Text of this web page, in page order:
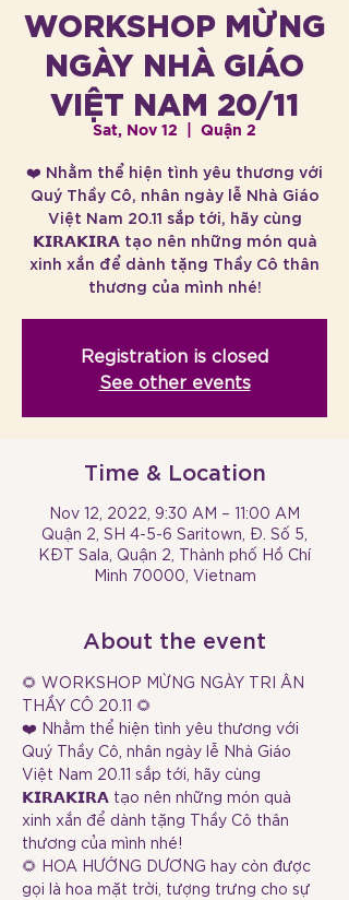
WORKSHOP MỪNG
NGÀY NHÀ GIÁO
VIỆT NAM 20/11
Sat, Nov 12 Quận 2
❤️ Nhằm thể hiện tình yêu thương với
Quý Thầy Cô, nhân ngày lễ Nhà Giáo
Việt Nam 20.11 sắp tới, hãy cùng
𝗞𝗜𝗥𝗔𝗞𝗜𝗥𝗔 tạo nên những món quà
xinh xắn để dành tặng Thầy Cô thân
Registration is closed
See other events
Time & Location
Nov 12, 2022, 9:30 AM – 11:00 AM
Quận 2, SH 4-5-6 Saritown, Đ. Số 5,
KĐT Sala, Quận 2, Thành phố Hồ Chí
Minh 70000, Vietnam
About the event
🌻 WORKSHOP MỪNG NGÀY TRI ÂN
THẦY CÔ 20.11 🌻
❤️ Nhằm thể hiện tình yêu thương với
Quý Thầy Cô, nhân ngày lễ Nhà Giáo
Việt Nam 20.11 sắp tới, hãy cùng
𝗞𝗜𝗥𝗔𝗞𝗜𝗥𝗔 tạo nên những món quà
xinh xắn để dành tặng Thầy Cô thân
thương của mình nhé!
🌻 HOA HƯỚNG DƯƠNG hay còn được
gọi là hoa mặt trời, tượng trưng cho sự